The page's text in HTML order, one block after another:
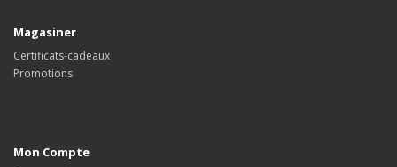
Magasiner
Certificats-cadeaux
Promotions
Mon Compte